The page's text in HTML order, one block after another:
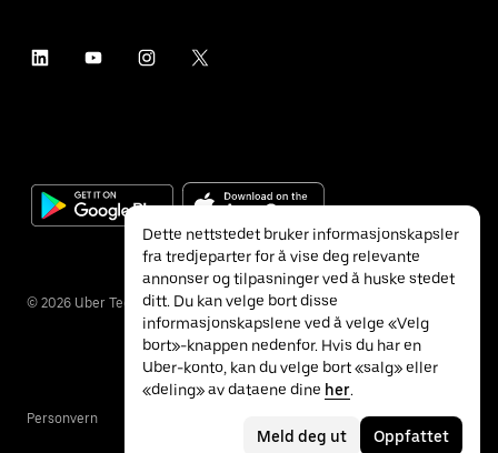
© 2026 Uber Technologies Inc.
Personvern
Dette nettstedet bruker informasjonskapsler
fra tredjeparter for å vise deg relevante
annonser og tilpasninger ved å huske stedet
ditt. Du kan velge bort disse
informasjonskapslene ved å velge «Velg
bort»-knappen nedenfor. Hvis du har en
Uber-konto, kan du velge bort «salg» eller
«deling» av dataene dine her.
Meld deg ut Oppfattet